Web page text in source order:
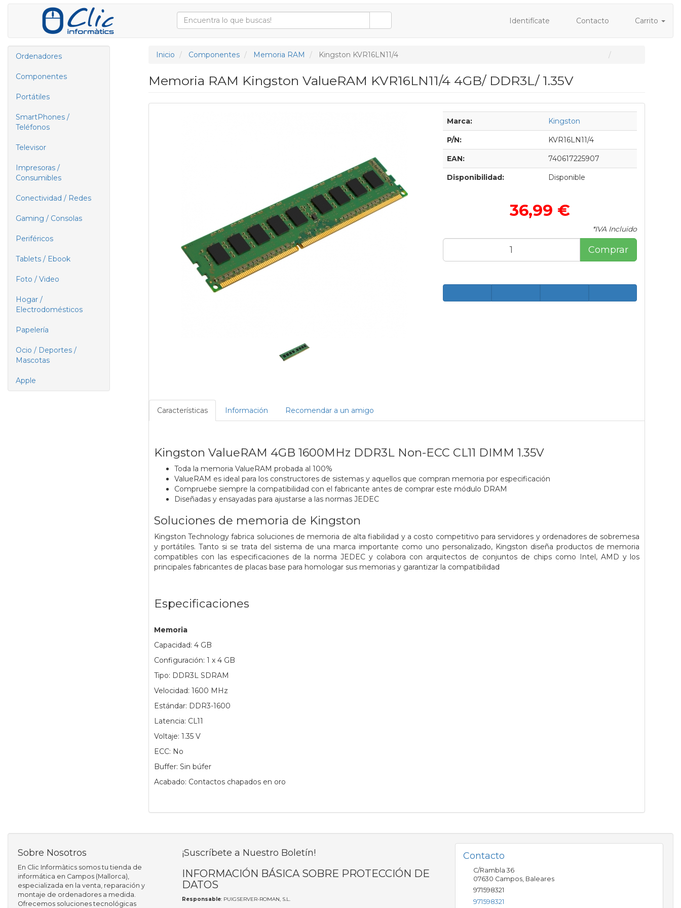
Identifícate Contacto Carrito
Ordenadores
Componentes
Portátiles
SmartPhones /
Teléfonos
Televisor
Impresoras /
Consumibles
Conectividad / Redes
Gaming / Consolas
Periféricos
Tablets / Ebook
Foto / Video
Hogar /
Electrodomésticos
Papelería
Ocio / Deportes /
Mascotas
Apple
Inicio Componentes Memoria RAM Kingston KVR16LN11/4
Memoria RAM Kingston ValueRAM KVR16LN11/4 4GB/ DDR3L/ 1.35V
Marca: Kingston
P/N: KVR16LN11/4
EAN: 740617225907
Disponibilidad: Disponible
36,99 €
*IVA Incluido
Comprar
Características Información Recomendar a un amigo
Kingston ValueRAM 4GB 1600MHz DDR3L Non-ECC CL11 DIMM 1.35V
Toda la memoria ValueRAM probada al 100%
ValueRAM es ideal para los constructores de sistemas y aquellos que compran memoria por especificación
Compruebe siempre la compatibilidad con el fabricante antes de comprar este módulo DRAM
Diseñadas y ensayadas para ajustarse a las normas JEDEC
Soluciones de memoria de Kingston
Kingston Technology fabrica soluciones de memoria de alta fiabilidad y a costo competitivo para servidores y ordenadores de sobremesa
y portátiles. Tanto si se trata del sistema de una marca importante como uno personalizado, Kingston diseña productos de memoria
compatibles con las especificaciones de la norma JEDEC y colabora con arquitectos de conjuntos de chips como Intel, AMD y los
principales fabricantes de placas base para homologar sus memorias y garantizar la compatibilidad
Especificaciones
Memoria
Capacidad: 4 GB
Configuración: 1 x 4 GB
Tipo: DDR3L SDRAM
Velocidad: 1600 MHz
Estándar: DDR3-1600
Latencia: CL11
Voltaje: 1.35 V
ECC: No
Buffer: Sin búfer
Acabado: Contactos chapados en oro
Sobre Nosotros
En Clic Informàtics somos tu tienda de
informática en Campos (Mallorca),
especializada en la venta, reparación y
montaje de ordenadores a medida.
Ofrecemos soluciones tecnológicas
¡Suscríbete a Nuestro Boletín!
INFORMACIÓN BÁSICA SOBRE PROTECCIÓN DE
DATOS
Responsable: PUIGSERVER-ROMAN, S.L.
Contacto
C/Rambla 36
07630 Campos, Baleares
971598321
971598321